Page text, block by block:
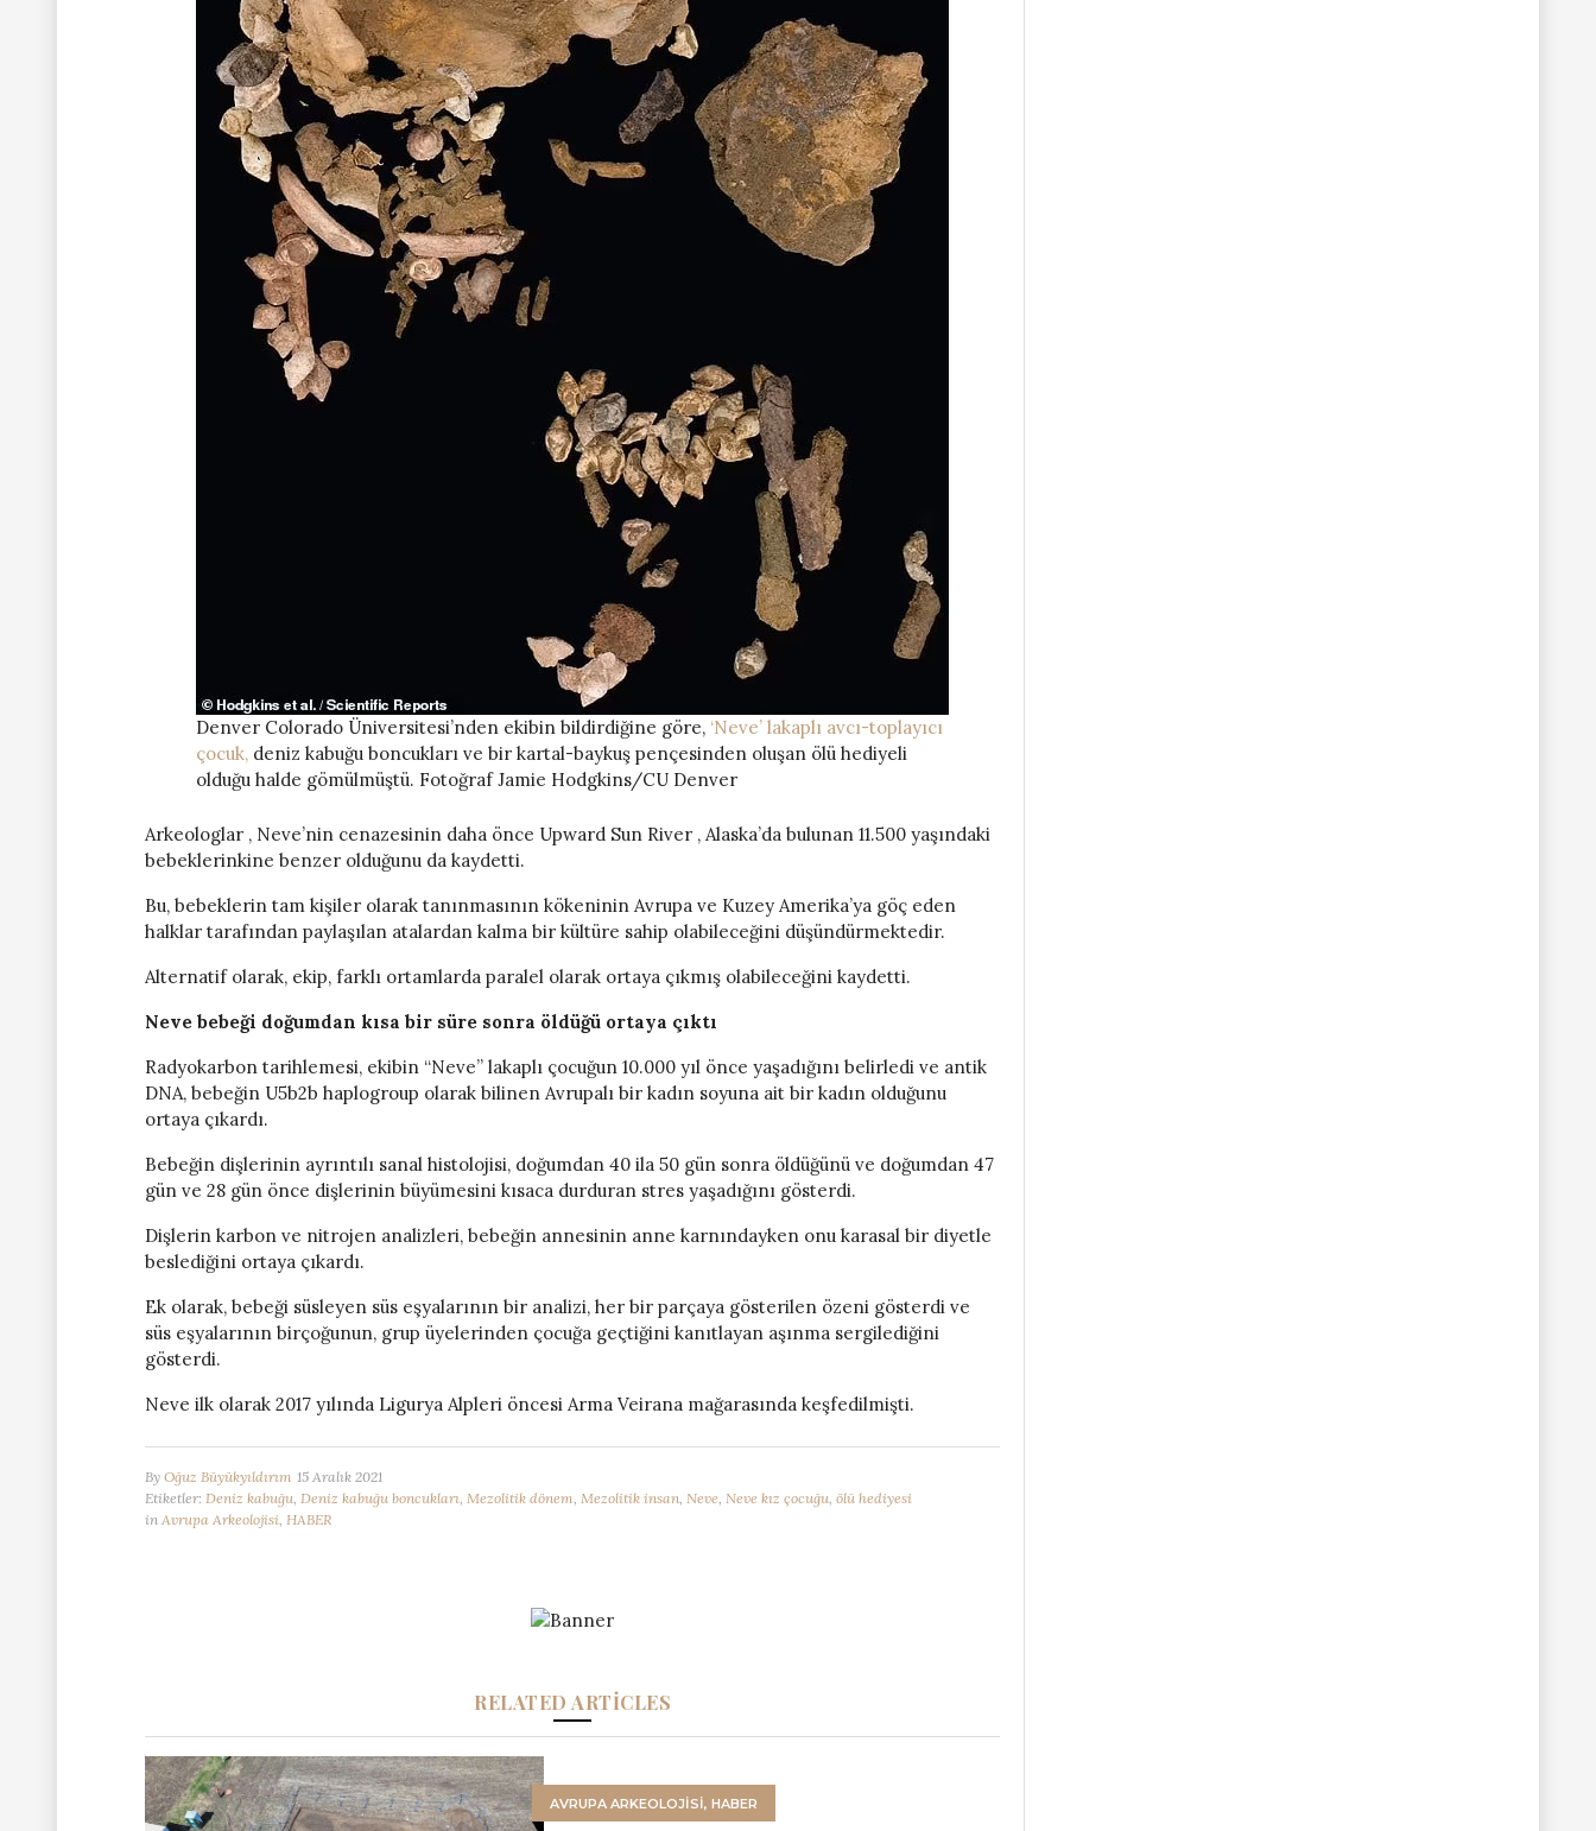
Denver Colorado Üniversitesi’nden ekibin bildirdiğine göre, ‘Neve’ lakaplı avcı-toplayıcı
çocuk, deniz kabuğu boncukları ve bir kartal-baykuş pençesinden oluşan ölü hediyeli
olduğu halde gömülmüştü. Fotoğraf Jamie Hodgkins/CU Denver
Arkeologlar , Neve’nin cenazesinin daha önce Upward Sun River , Alaska’da bulunan 11.500 yaşındaki
bebeklerinkine benzer olduğunu da kaydetti.
Bu, bebeklerin tam kişiler olarak tanınmasının kökeninin Avrupa ve Kuzey Amerika’ya göç eden
halklar tarafından paylaşılan atalardan kalma bir kültüre sahip olabileceğini düşündürmektedir.
Alternatif olarak, ekip, farklı ortamlarda paralel olarak ortaya çıkmış olabileceğini kaydetti.
Neve bebeği doğumdan kısa bir süre sonra öldüğü ortaya çıktı
Radyokarbon tarihlemesi, ekibin “Neve” lakaplı çocuğun 10.000 yıl önce yaşadığını belirledi ve antik
DNA, bebeğin U5b2b ​​haplogroup olarak bilinen Avrupalı ​​bir kadın soyuna ait bir kadın olduğunu
ortaya çıkardı.
Bebeğin dişlerinin ayrıntılı sanal histolojisi, doğumdan 40 ila 50 gün sonra öldüğünü ve doğumdan 47
gün ve 28 gün önce dişlerinin büyümesini kısaca durduran stres yaşadığını gösterdi.
Dişlerin karbon ve nitrojen analizleri, bebeğin annesinin anne karnındayken onu karasal bir diyetle
beslediğini ortaya çıkardı.
Ek olarak, bebeği süsleyen süs eşyalarının bir analizi, her bir parçaya gösterilen özeni gösterdi ve
süs eşyalarının birçoğunun, grup üyelerinden çocuğa geçtiğini kanıtlayan aşınma sergilediğini
gösterdi.
Neve ilk olarak 2017 yılında Ligurya Alpleri öncesi Arma Veirana mağarasında keşfedilmişti.
By Oğuz Büyükyıldırım 15 Aralık 2021
Etiketler: Deniz kabuğu, Deniz kabuğu boncukları, Mezolitik dönem, Mezolitik insan, Neve, Neve kız çocuğu, ölü hediyesi
in Avrupa Arkeolojisi, HABER
RELATED ARTICLES
AVRUPA ARKEOLOJISI, HABER